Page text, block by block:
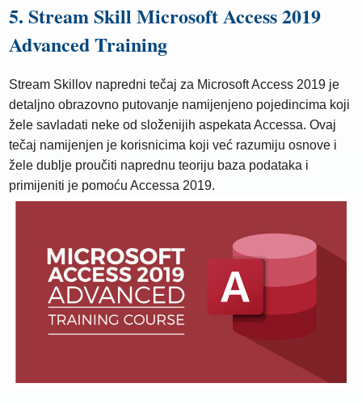
5. Stream Skill Microsoft Access 2019
Advanced Training
Stream Skillov napredni tečaj za Microsoft Access 2019 je
detaljno obrazovno putovanje namijenjeno pojedincima koji
žele savladati neke od složenijih aspekata Accessa. Ovaj
tečaj namijenjen je korisnicima koji već razumiju osnove i
žele dublje proučiti naprednu teoriju baza podataka i
primijeniti je pomoću Accessa 2019.